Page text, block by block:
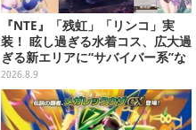
『NTE』「残虹」「リンコ」実
装！ 眩し過ぎる水着コス、広大過
ぎる新エリアに“サバイバー系”な
新イベントも─「ニャクラッチ」
は新仕様で常駐化【配信まとめ】
2026.8.9